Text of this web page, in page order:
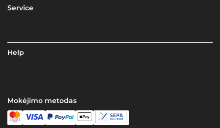
Service
Help
Mokėjimo metodas